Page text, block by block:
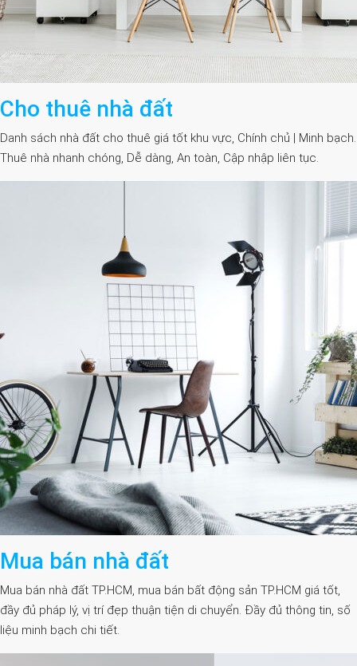
Cho thuê nhà đất
Danh sách nhà đất cho thuê giá tốt khu vực, Chính chủ | Minh bạch.
Thuê nhà nhanh chóng, Dễ dàng, An toàn, Cập nhập liên tục.
Mua bán nhà đất
Mua bán nhà đất TP.HCM, mua bán bất động sản TP.HCM giá tốt,
đầy đủ pháp lý, vị trí đẹp thuận tiện di chuyển. Đầy đủ thông tin, số
liệu minh bạch chi tiết.